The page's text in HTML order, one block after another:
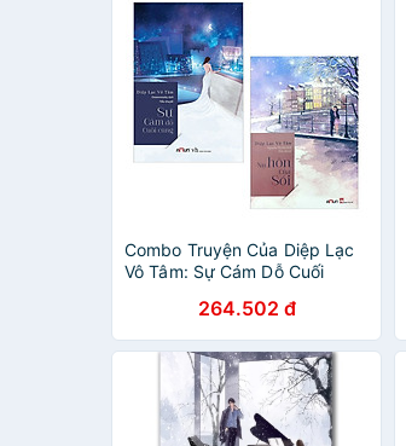
Combo Truyện Của Diệp Lạc
Vô Tâm: Sự Cám Dỗ Cuối
Ngôn Tình Trung Quốc Được
Độc Gỉa Đón Đọc Nhiều Nhất /
Tặng Kèm Bookmark Green
264.502 đ